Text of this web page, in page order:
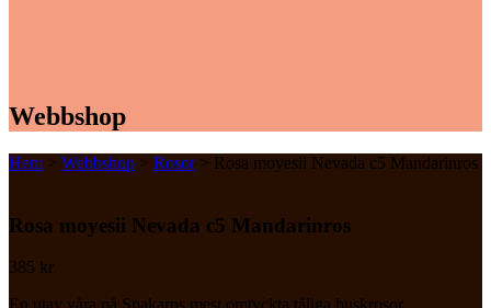
Webbshop
Hem > Webbshop > Rosor> Rosa moyesii Nevada c5 Mandarinros
Rosa moyesii Nevada c5 Mandarinros
385 kr